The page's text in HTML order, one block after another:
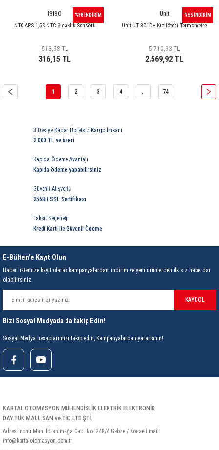
%38 İNDİRİM
ISISO
NTC-APS-1,5S NTC Sıcaklık Sensörü
513,98 TL
316,15 TL
%55 İNDİRİM
Unit
Unit UT 301D+ Kızılötesi Termometre
5.710,93 TL
2.569,92 TL
1 2 3 4 .. 74
3 Desiye Kadar Ücretsiz Kargo İmkanı
2.000 TL ve üzeri
Kapıda Ödeme Avantajı
Kapıda ödeme yapabilirsiniz
Güvenli Alışveriş
256Bit SSL Sertifikası
Taksit Seçeneği
Kredi Kartı ile Güvenli Ödeme
E-Bülten'e Kayıt Olun
Haber listemize kayıt olarak kampanyalardan, indirim ve yeni ürünlerden ilk siz haberdar
olabilirsiniz.
KAYDOL
Bizi Sosyal Medyada da takip Edin!
Sosyal Medya hesaplarımızı takip edin, Kampanyalardan yararlanın!
KARTAL OTOMASYON MÜHENDİSLİK ELEKTRİK ELEKTRONİK
DAY.TÜK.MALL.SAN.ve.TİC.LTD.ŞTİ.
Adres:İnönü Mah. İbrahimağa Cad. No: 248/A Gebze / Kocaeli mail:
info@kartalotomasyon.com.tr